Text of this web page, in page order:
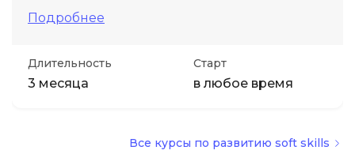
Подробнее
Длительность
3 месяца
Старт
в любое время
Все курсы по развитию soft skills